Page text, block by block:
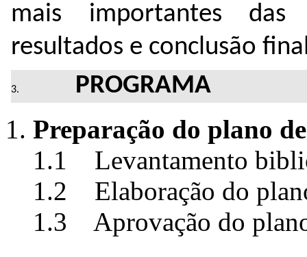
mais importantes das
resultados e conclusão
PROGRAMA
Preparação do plano
1.1 Levantamento
1.2 Elaboração do
1.3 Aprovação do